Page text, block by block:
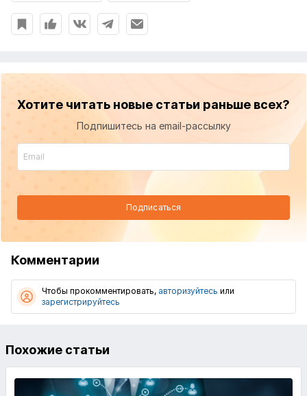
Хотите читать новые статьи раньше всех?
Подпишитесь на email-рассылку
Подписаться
Комментарии
Чтобы прокомментировать, авторизуйтесь или
зарегистрируйтесь
Похожие статьи